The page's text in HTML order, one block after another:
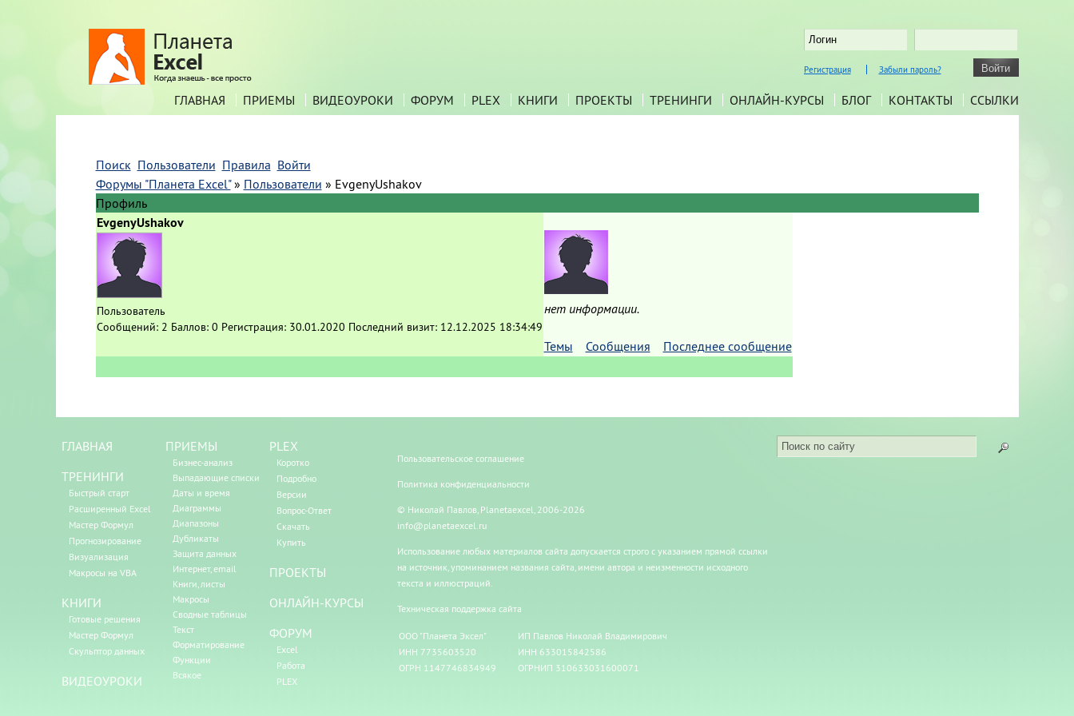
Регистрация Забыли пароль?
ГЛАВНАЯ ПРИЕМЫ ВИДЕОУРОКИ ФОРУМ PLEX КНИГИ ПРОЕКТЫ ТРЕНИНГИ ОНЛАЙН-КУРСЫ БЛОГ КОНТАКТЫ ССЫЛКИ
Поиск Пользователи Правила Войти
Форумы "Планета Excel" » Пользователи » EvgenyUshakov
Профиль
EvgenyUshakov
Пользователь
Сообщений: 2 Баллов: 0 Регистрация: 30.01.2020 Последний визит: 12.12.2025 18:34:49
нет информации.
Темы Сообщения Последнее сообщение
ГЛАВНАЯ
ТРЕНИНГИ
Быстрый старт
Расширенный Excel
Мастер Формул
Прогнозирование
Визуализация
Макросы на VBA
КНИГИ
Готовые решения
Мастер Формул
Скульптор данных
ВИДЕОУРОКИ
ПРИЕМЫ
Бизнес-анализ
Выпадающие списки
Даты и время
Диаграммы
Диапазоны
Дубликаты
Защита данных
Интернет, email
Книги, листы
Макросы
Сводные таблицы
Текст
Форматирование
Функции
Всякое
PLEX
Коротко
Подробно
Версии
Вопрос-Ответ
Скачать
Купить
ПРОЕКТЫ
ОНЛАЙН-КУРСЫ
ФОРУМ
Excel
Работа
PLEX
Пользовательское соглашение
Политика конфиденциальности
© Николай Павлов, Planetaexcel, 2006-2026
info@planetaexcel.ru
Использование любых материалов сайта допускается строго с указанием прямой ссылки
на источник, упоминанием названия сайта, имени автора и неизменности исходного
текста и иллюстраций.
Техническая поддержка сайта
ООО "Планета Эксел"
ИНН 7735603520
ОГРН 1147746834949
ИП Павлов Николай Владимирович
ИНН 633015842586
ОГРНИП 310633031600071